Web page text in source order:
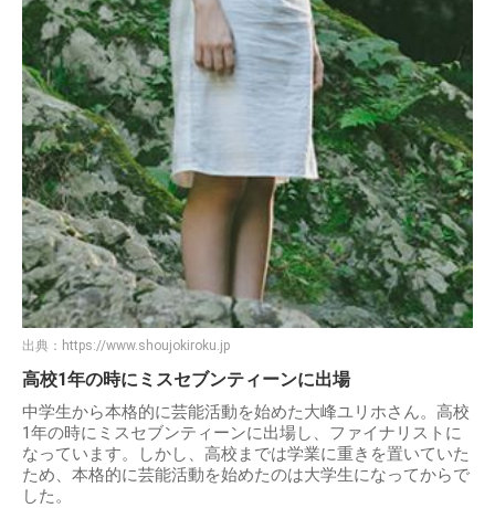
出典： https://www.shoujokiroku.jp
高校1年の時にミスセブンティーンに出場
中学生から本格的に芸能活動を始めた大峰ユリホさん。高校
1年の時にミスセブンティーンに出場し、ファイナリストに
なっています。しかし、高校までは学業に重きを置いていた
ため、本格的に芸能活動を始めたのは大学生になってからで
した。